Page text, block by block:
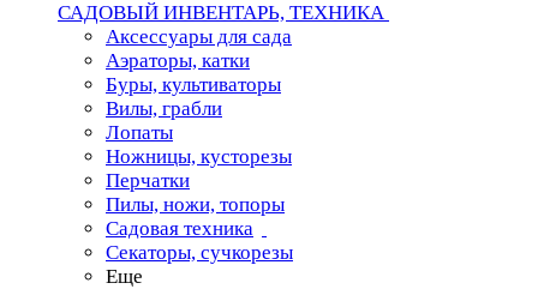
САДОВЫЙ ИНВЕНТАРЬ, ТЕХНИКА
Аксессуары для сада
Аэраторы, катки
Буры, культиваторы
Вилы, грабли
Лопаты
Ножницы, кусторезы
Перчатки
Пилы, ножи, топоры
Садовая техника
Секаторы, сучкорезы
Еще